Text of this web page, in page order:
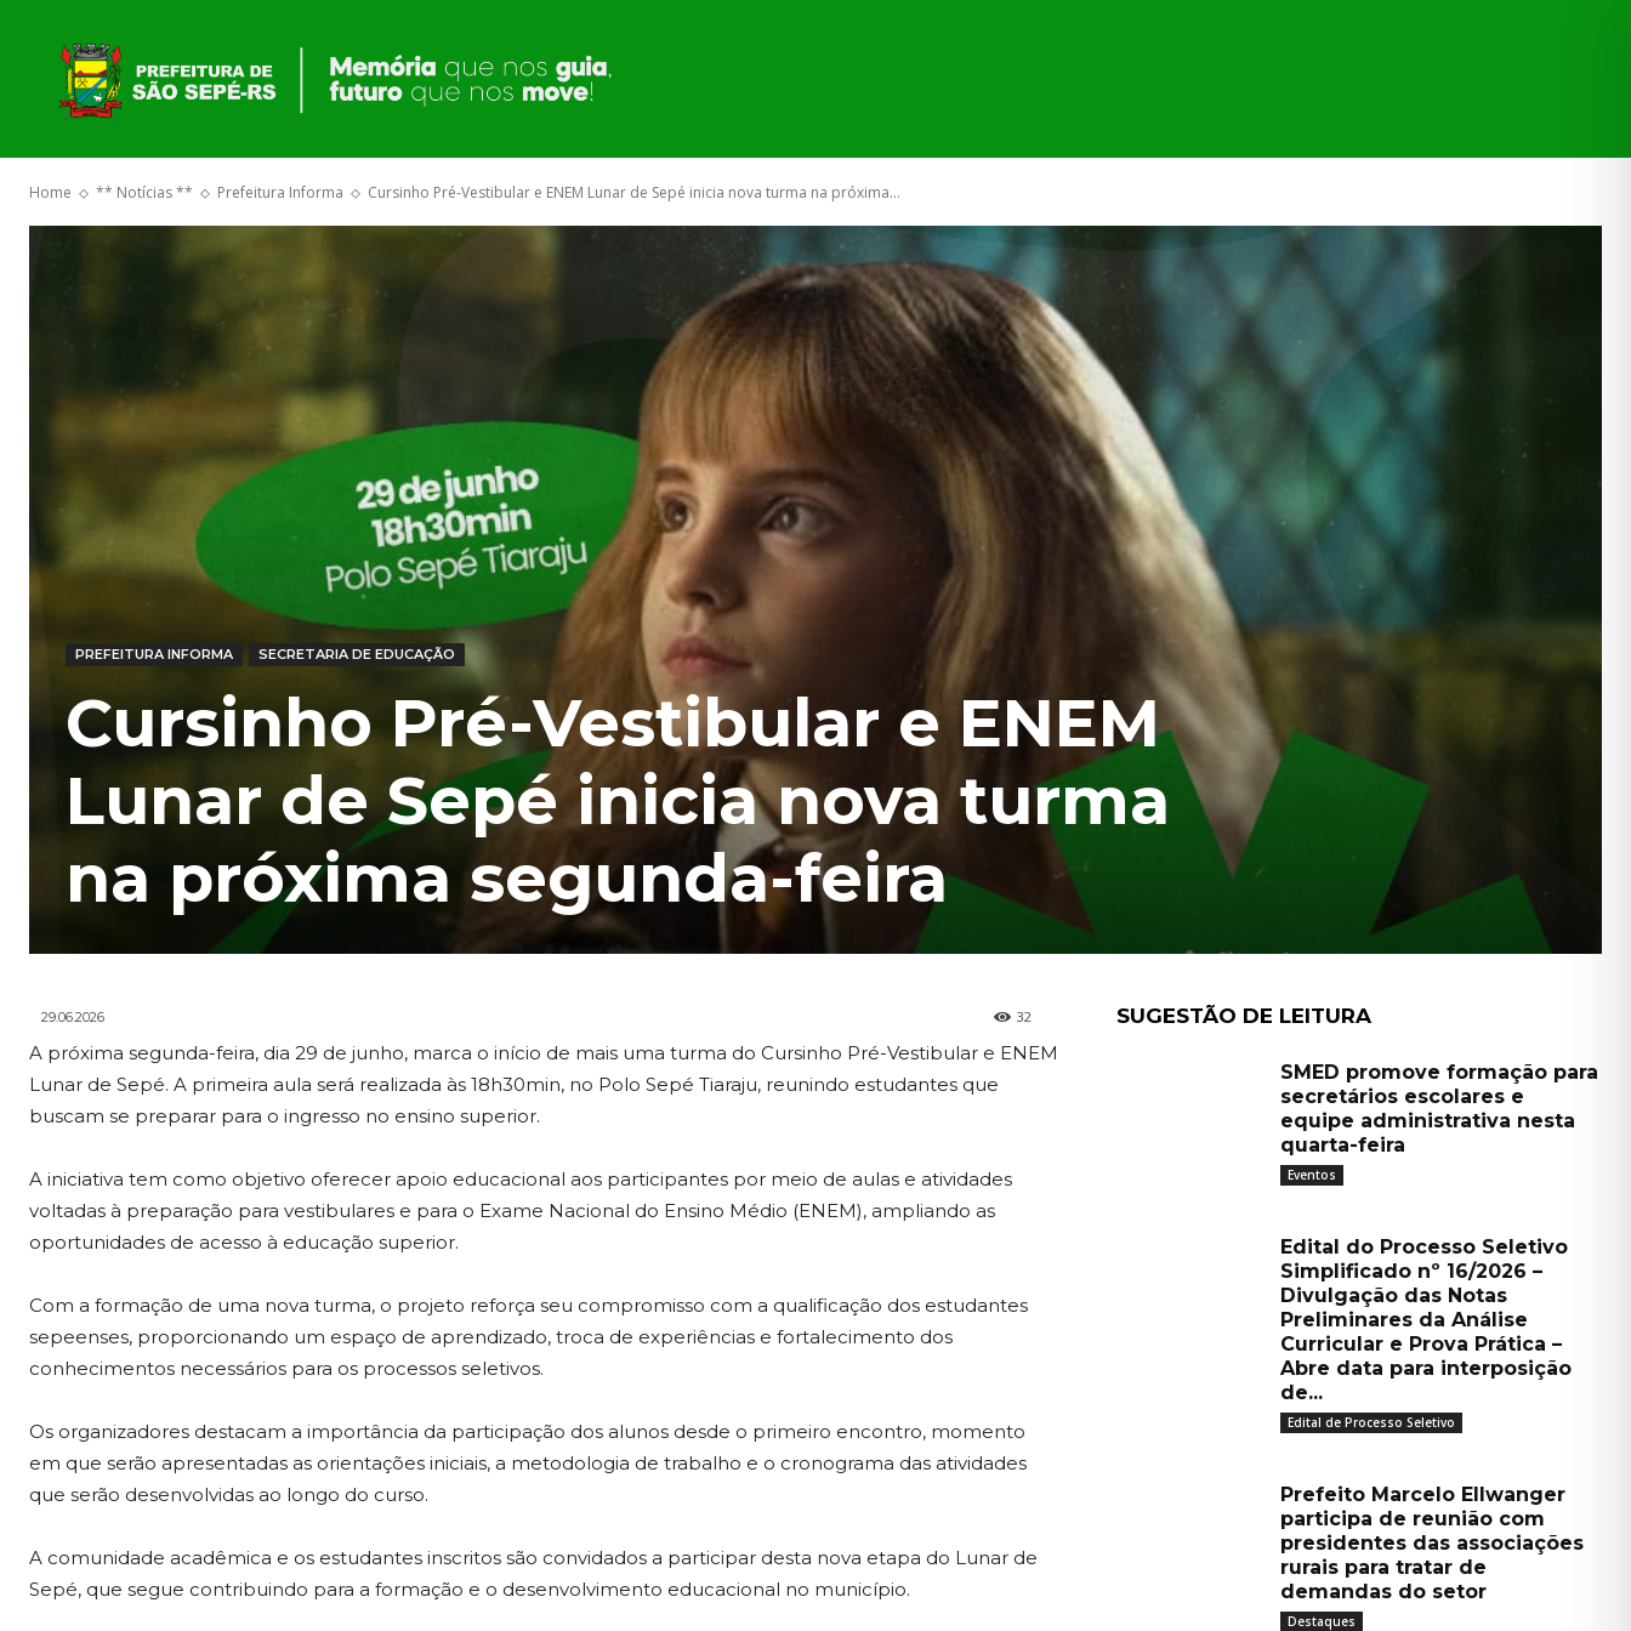
O GOVERNO MUNICÍPIO
Home ** Notícias ** Prefeitura Informa Cursinho Pré-Vestibular e ENEM Lunar de Sepé inicia nova turma na próxima...
PREFEITURA INFORMA SECRETARIA DE EDUCAÇÃO
Cursinho Pré-Vestibular e ENEM
Lunar de Sepé inicia nova turma
na próxima segunda-feira
29.06.2026 32
A próxima segunda-feira, dia 29 de junho, marca o início de mais uma turma do Cursinho Pré-Vestibular e ENEM
Lunar de Sepé. A primeira aula será realizada às 18h30min, no Polo Sepé Tiaraju, reunindo estudantes que
buscam se preparar para o ingresso no ensino superior.
A iniciativa tem como objetivo oferecer apoio educacional aos participantes por meio de aulas e atividades
voltadas à preparação para vestibulares e para o Exame Nacional do Ensino Médio (ENEM), ampliando as
oportunidades de acesso à educação superior.
Com a formação de uma nova turma, o projeto reforça seu compromisso com a qualificação dos estudantes
sepeenses, proporcionando um espaço de aprendizado, troca de experiências e fortalecimento dos
conhecimentos necessários para os processos seletivos.
Os organizadores destacam a importância da participação dos alunos desde o primeiro encontro, momento
em que serão apresentadas as orientações iniciais, a metodologia de trabalho e o cronograma das atividades
que serão desenvolvidas ao longo do curso.
A comunidade acadêmica e os estudantes inscritos são convidados a participar desta nova etapa do Lunar de
Sepé, que segue contribuindo para a formação e o desenvolvimento educacional no município.
SUGESTÃO DE LEITURA
SMED promove formação para
secretários escolares e
equipe administrativa nesta
quarta-feira
Eventos
Edital do Processo Seletivo
Simplificado nº 16/2026 –
Divulgação das Notas
Preliminares da Análise
Curricular e Prova Prática –
Abre data para interposição
de...
Edital de Processo Seletivo
Prefeito Marcelo Ellwanger
participa de reunião com
presidentes das associações
rurais para tratar de
demandas do setor
Destaques